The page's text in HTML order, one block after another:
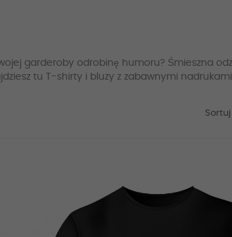
garderoby odrobinę humoru? Śmieszna
tu T-shirty i bluzy z zabawnymi